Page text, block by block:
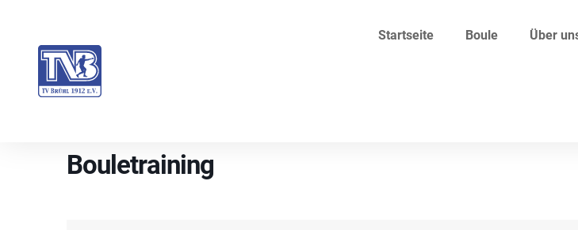
Startseite Boule Über
Bouletraining